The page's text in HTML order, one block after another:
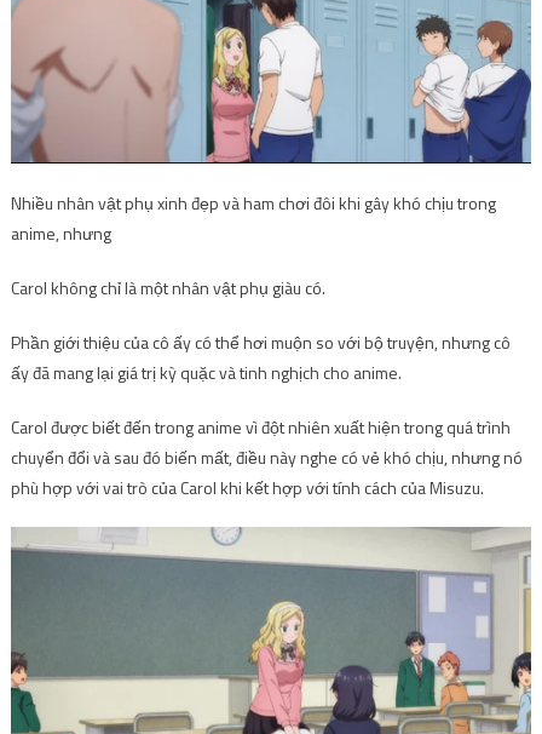
Nhiều nhân vật phụ xinh đẹp và ham chơi đôi khi gây khó chịu trong
anime, nhưng
Carol không chỉ là một nhân vật phụ giàu có.
Phần giới thiệu của cô ấy có thể hơi muộn so với bộ truyện, nhưng cô
ấy đã mang lại giá trị kỳ quặc và tinh nghịch cho anime.
Carol được biết đến trong anime vì đột nhiên xuất hiện trong quá trình
chuyển đổi và sau đó biến mất, điều này nghe có vẻ khó chịu, nhưng nó
phù hợp với vai trò của Carol khi kết hợp với tính cách của Misuzu.